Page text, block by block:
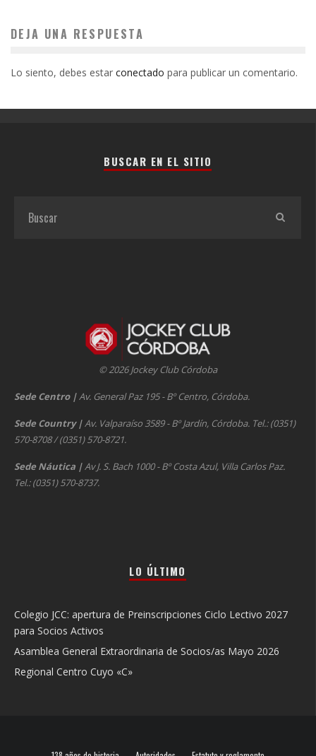
DEJA UNA RESPUESTA
Lo siento, debes estar conectado para publicar un comentario.
BUSCAR EN EL SITIO
© 2026 Jockey Club Córdoba
Sede Centro |Av. General Paz 195 - Bº Centro, Córdoba.
Sede Country |Av. Valparaíso 3589 - Bº Jardín, Córdoba. Tel.: (0351)
570-8708 / (0351) 570-8721.
Sede Náutica |Av J. S. Bach 1000 - Bº Costa Azul, Villa Carlos Paz.
Tel.: (0351) 570-8737.
LO ÚLTIMO
Colegio JCC: apertura de Preinscripciones Ciclo Lectivo 2027
para Socios Activos
Asamblea General Extraordinaria de Socios/as Mayo 2026
Regional Centro Cuyo «C»